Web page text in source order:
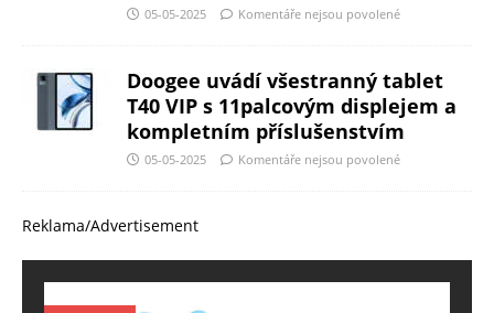
05-05-2025 Komentáře nejsou povolené
Doogee uvádí všestranný tablet
T40 VIP s 11palcovým displejem a
kompletním příslušenstvím
05-05-2025 Komentáře nejsou povolené
Reklama/Advertisement